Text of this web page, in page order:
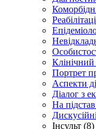
Портрет
Аспекти
Діалог з
На
Інсульт (8)